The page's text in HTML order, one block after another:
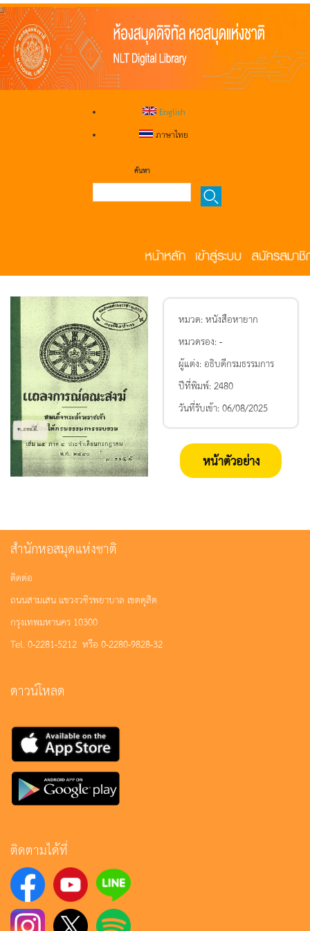
English
ภาษาไทย
ค้นหา
หมวด:หนังสือหายาก
หมวดรอง:-
ผู้แต่ง:อธิบดีกรมธรรมการ
ปีที่พิมพ์:2480
วันที่รับเข้า:06/08/2025
หน้าตัวอย่าง
สำนักหอสมุดแห่งชาติ
ติดต่อ
ถนนสามเสน แขวงวชิรพยาบาล เขตดุสิต
กรุงเทพมหานคร 10300
Tel. 0-2281-5212 หรือ 0-2280-9828-32
ดาวน์โหลด
ติดตามได้ที่